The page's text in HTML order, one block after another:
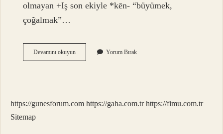
olmayan +Iş son ekiyle *kēn- “büyümek,
çoğalmak”…
Devamını okuyunGenç
Farsça
Yorum Bırak
https://gunesforum.com https://gaha.com.tr https://fimu.com.tr
Sitemap